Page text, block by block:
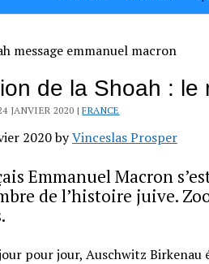
de la Shoah : le
JANVIER 2020 |FRANCE
2020 byVinceslas Prosper
Emmanuel Macron
de l’histoire juive.
pour jour, Auschwitz